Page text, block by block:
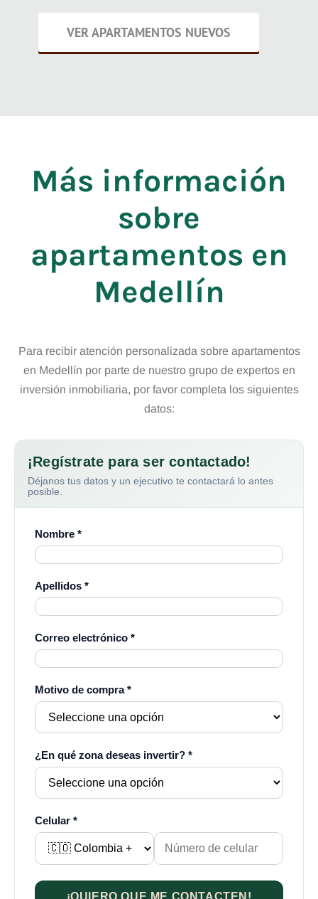
VER APARTAMENTOS NUEVOS
Más información
sobre
apartamentos en
Medellín
Para recibir atención personalizada sobre apartamentos
en Medellín por parte de nuestro grupo de expertos en
inversión inmobiliaria, por favor completa los siguientes
datos: